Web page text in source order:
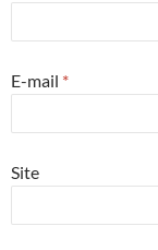
E-mail *
Site